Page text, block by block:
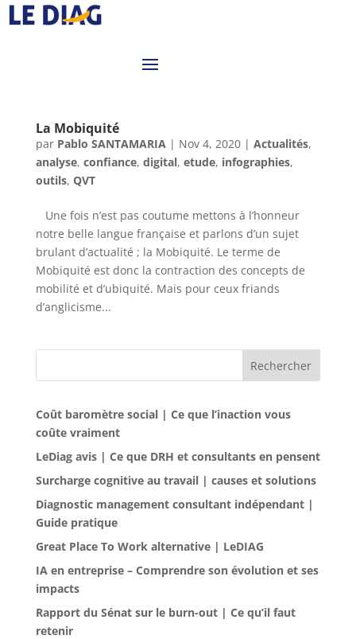
La Mobiquité
par Pablo SANTAMARIA| Nov 4, 2020| Actualités,
analyse, confiance, digital, etude, infographies,
outils, QVT
Une fois n’est pas coutume mettons à l’honneur
notre belle langue française et parlons d’un sujet
brulant d’actualité ; la Mobiquité. Le terme de
Mobiquité est donc la contraction des concepts de
mobilité et d’ubiquité. Mais pour ceux friands
d’anglicisme...
Rechercher
Coût baromètre social | Ce que l’inaction vous
coûte vraiment
LeDiag avis | Ce que DRH et consultants en pensent
Surcharge cognitive au travail | causes et solutions
Diagnostic management consultant indépendant |
Guide pratique
Great Place To Work alternative | LeDIAG
IA en entreprise – Comprendre son évolution et ses
impacts
Rapport du Sénat sur le burn-out | Ce qu’il faut
retenir